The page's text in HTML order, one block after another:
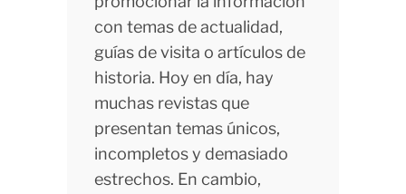
con temas de actualidad,
guías de visita o artículos de
historia. Hoy en día, hay
muchas revistas que
presentan temas únicos,
incompletos y demasiado
estrechos. En cambio,